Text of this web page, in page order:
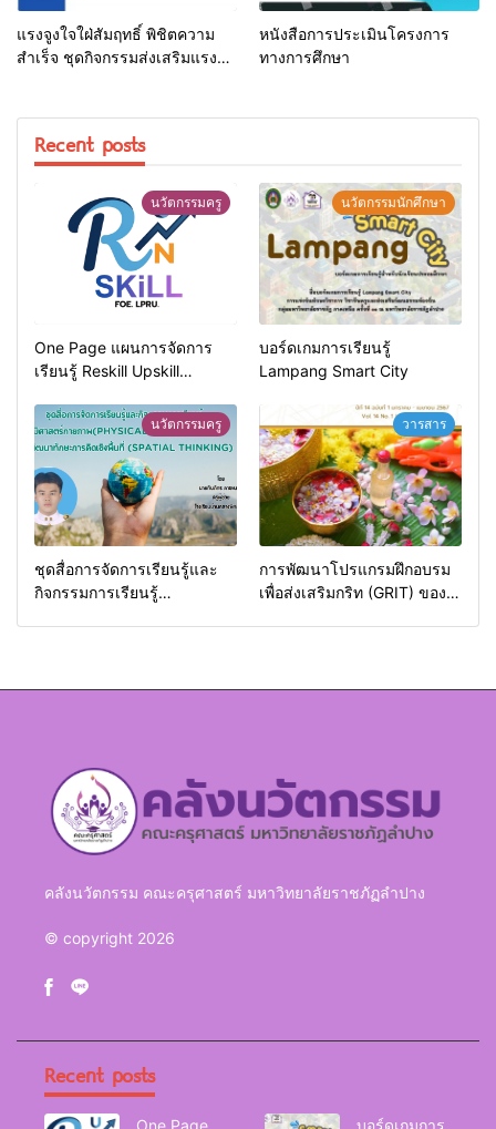
แรงจูงใจใฝ่สัมฤทธิ์ พิชิตความ
สำเร็จ ชุดกิจกรรมส่งเสริมแรง
หนังสือการประเมินโครงการ
ทางการศึกษา
Recent posts
นวัตกรรมครู
One Page แผนการจัดการ
เรียนรู้ Reskill Upskill
นวัตกรรมนักศึกษา
บอร์ดเกมการเรียนรู้
Lampang Smart City
นวัตกรรมครู
ชุดสื่อการจัดการเรียนรู้และ
กิจกรรมการเรียนรู้
วารสาร
การพัฒนาโปรแกรมฝึกอบรม
เพื่อส่งเสริมกริท (GRIT) ของ
คลังนวัตกรรม คณะครุศาสตร์ มหาวิทยาลัยราชภัฏลำปาง
© copyright 2026
Recent posts
One Page บอร์ดเกมการ